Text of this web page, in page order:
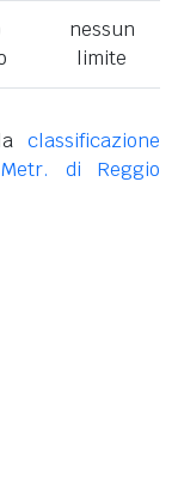
nessun
limite
classificazione
di Reggio